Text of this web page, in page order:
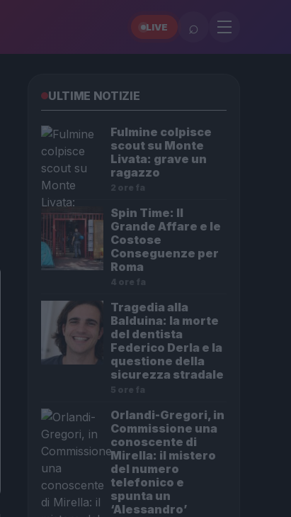
LIVE ⌕
ULTIME NOTIZIE
Fulmine colpisce
scout su Monte
Livata: grave un
ragazzo
2 ore fa
Spin Time: Il
Grande Affare e le
Costose
Conseguenze per
Roma
4 ore fa
Tragedia alla
Balduina: la morte
del dentista
Federico Derla e la
questione della
sicurezza stradale
5 ore fa
Orlandi-Gregori, in
Commissione una
conoscente di
Mirella: il mistero
del numero
telefonico e
spunta un
‘Alessandro’